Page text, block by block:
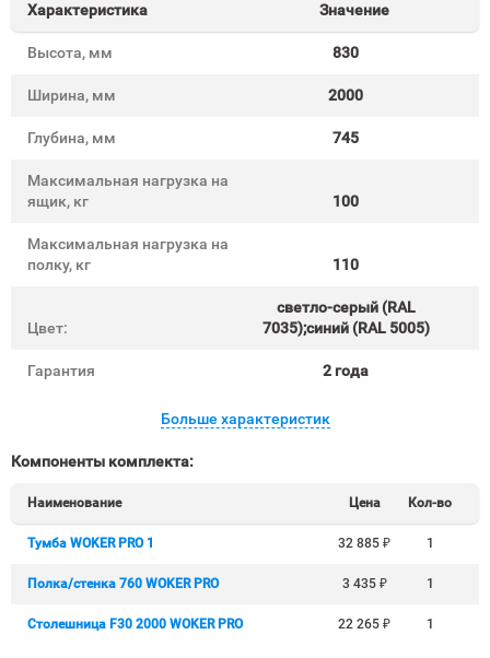
Характеристика Значение
Высота, мм 830
Ширина, мм 2000
Глубина, мм 745
Максимальная нагрузка на
ящик, кг
100
Максимальная нагрузка на
полку, кг
110
Цвет:
светло-серый (RAL
7035);синий (RAL 5005)
Гарантия 2 года
Больше характеристик
Компоненты комплекта:
Наименование Цена Кол-во
Тумба WOKER PRO 1 32 885₽ 1
Полка/стенка 760 WOKER PRO 3 435 ₽ 1
Столешница F30 2000 WOKER PRO 22 265₽ 1